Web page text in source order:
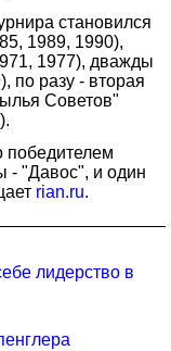
становился
1989, 1990),
1977), дважды
по разу - вторая
Советов"
победителем
- "Давос", и один
rian.ru.
лидерство в